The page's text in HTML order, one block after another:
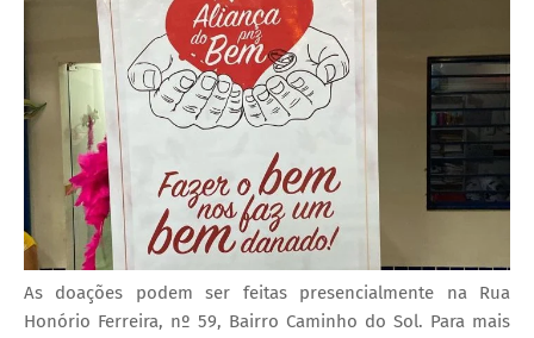
As doações podem ser feitas presencialmente na Rua
Honório Ferreira, nº 59, Bairro Caminho do Sol. Para mais